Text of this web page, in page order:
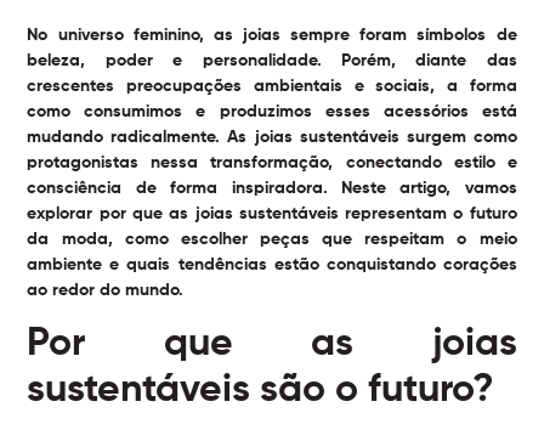
No universo feminino, as joias sempre foram símbolos de
beleza, poder e personalidade. Porém, diante das
crescentes preocupações ambientais e sociais, a forma
como consumimos e produzimos esses acessórios está
mudando radicalmente. As
joias sustentáveis surgem como
protagonistas nessa transformação, conectando estilo e
consciência de forma inspiradora. Neste artigo, vamos
explorar por que as joias sustentáveis representam o futuro
da moda, como escolher peças que respeitam o meio
ambiente e quais tendências estão conquistando corações
ao redor do mundo.
Por que as joias
sustentáveis são o futuro?